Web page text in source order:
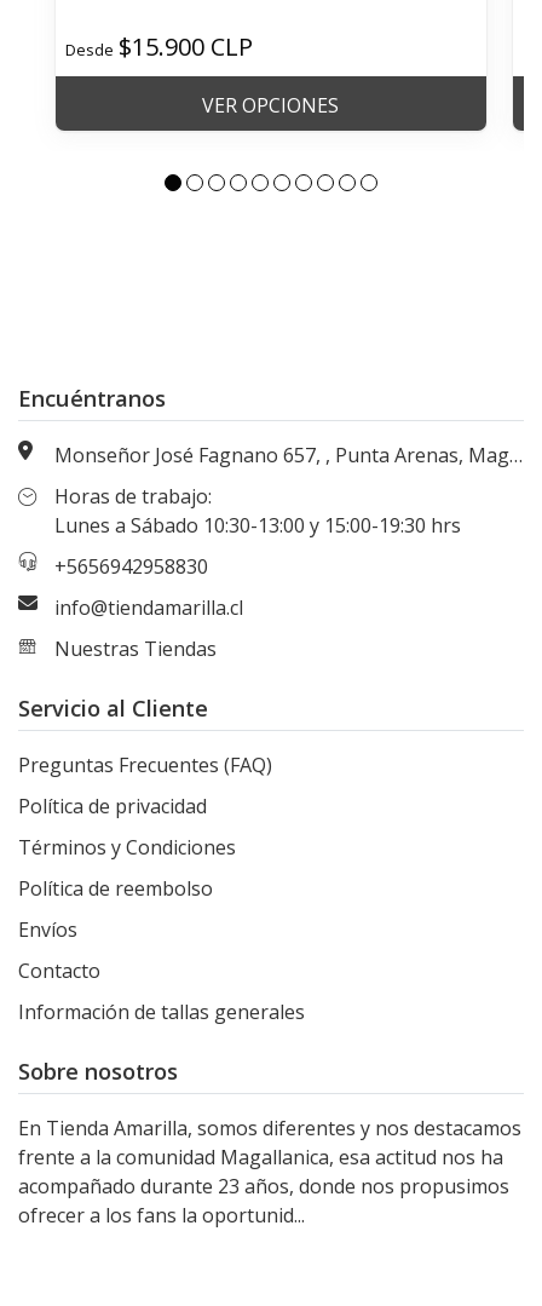
Desde $15.900 CLP
VER OPCIONES
Encuéntranos
Monseñor José Fagnano 657, , Punta Arenas, Magallanes, Chile
Horas de trabajo:
Lunes a Sábado 10:30-13:00 y 15:00-19:30 hrs
+5656942958830
info@tiendamarilla.cl
Nuestras Tiendas
Servicio al Cliente
Preguntas Frecuentes (FAQ)
Política de privacidad
Términos y Condiciones
Política de reembolso
Envíos
Contacto
Información de tallas generales
Sobre nosotros
En Tienda Amarilla, somos diferentes y nos destacamos
frente a la comunidad Magallanica, esa actitud nos ha
acompañado durante 23 años, donde nos propusimos
ofrecer a los fans la oportunid...